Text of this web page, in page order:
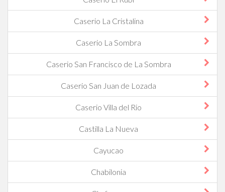
Caserio La Cristalina
Caserio La Sombra
Caserio San Francisco de La Sombra
Caserio San Juan de Lozada
Caserio Villa del Rio
Castilla La Nueva
Cayucao
Chabilonia